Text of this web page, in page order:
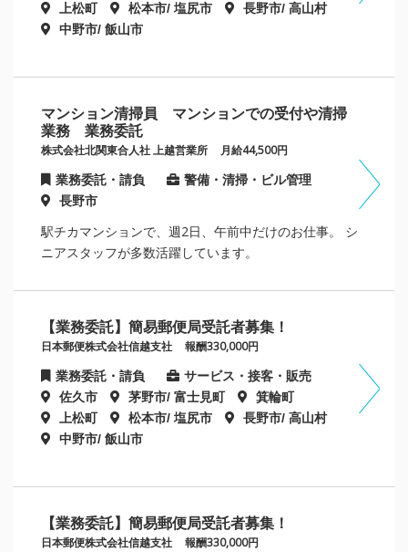
上松町
松本市/ 塩尻市
長野市/ 高山村
中野市/ 飯山市
マンション清掃員 マンションでの受付や清掃
業務 業務委託
株式会社北関東合人社 上越営業所 月給44,500円
業務委託・請負
警備・清掃・ビル管理
長野市
駅チカマンションで、週2日、午前中だけのお仕事。 シ
ニアスタッフが多数活躍しています。
【業務委託】簡易郵便局受託者募集！
日本郵便株式会社信越支社 報酬330,000円
業務委託・請負
サービス・接客・販売
佐久市
茅野市/ 富士見町
箕輪町
上松町
松本市/ 塩尻市
長野市/ 高山村
中野市/ 飯山市
【業務委託】簡易郵便局受託者募集！
日本郵便株式会社信越支社 報酬330,000円